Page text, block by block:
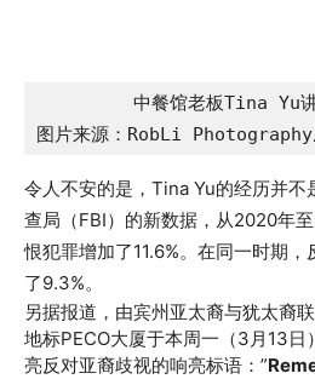
中餐馆老板Tina Yu
图片来源：RobLi
令人不安的是，Tina Yu的经历并不
查局（FBI）的新数据，从2020年
恨犯罪增加了11.6%。在同一时期
了9.3%。
另据报道，由宾州亚太裔与犹太裔
地标PECO大厦于本周一（3月13日
亮反对亚裔歧视的响亮标语：”